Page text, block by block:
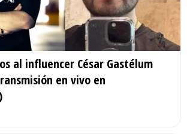
al influencer César Gastélum
en vivo en